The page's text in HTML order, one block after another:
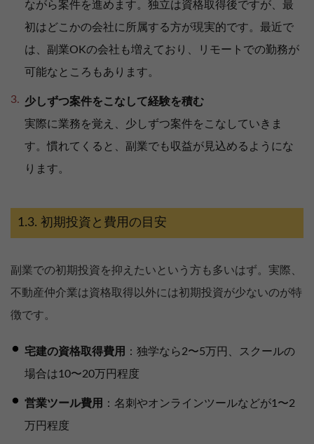
ながら案件を進めます。独立は資格取得後ですが、最
初はどこかの会社に所属する方が現実的です。最近で
は、副業OKの会社も増えており、リモートでの勤務が
可能なところもあります。
少しずつ案件をこなして経験を積む
実際に業務を覚え、少しずつ案件をこなしていきま
す。慣れてくると、副業でも収益が見込めるようにな
ります。
初期投資と費用の目安
副業での初期投資を抑えたいという方も多いはず。実際、
不動産仲介業は資格取得以外には初期投資が少ないのが特
徴です。
宅建の資格取得費用
：独学なら2〜5万円、スクールの
場合は10〜20万円程度
営業ツール費用
：名刺やオンラインツールなどが1〜2
万円程度